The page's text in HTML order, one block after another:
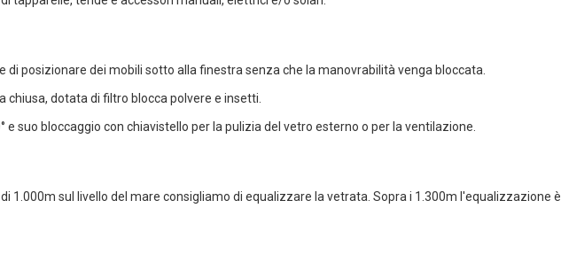
di posizionare dei mobili sotto alla finestra senza che la manovrabilità venga bloccata.
chiusa, dotata di filtro blocca polvere e insetti.
e suo bloccaggio con chiavistello per la pulizia del vetro esterno o per la ventilazione.
di 1.000m sul livello del mare consigliamo di equalizzare la vetrata. Sopra i 1.300m l'equalizzazione è